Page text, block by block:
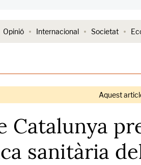
Opinió Internacional Societat
Aquest
Catalunya
sanitària